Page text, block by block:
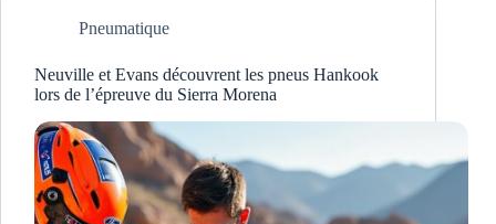
Pneumatique
Neuville et Evans découvrent les pneus Hankook
lors de l’épreuve du Sierra Morena